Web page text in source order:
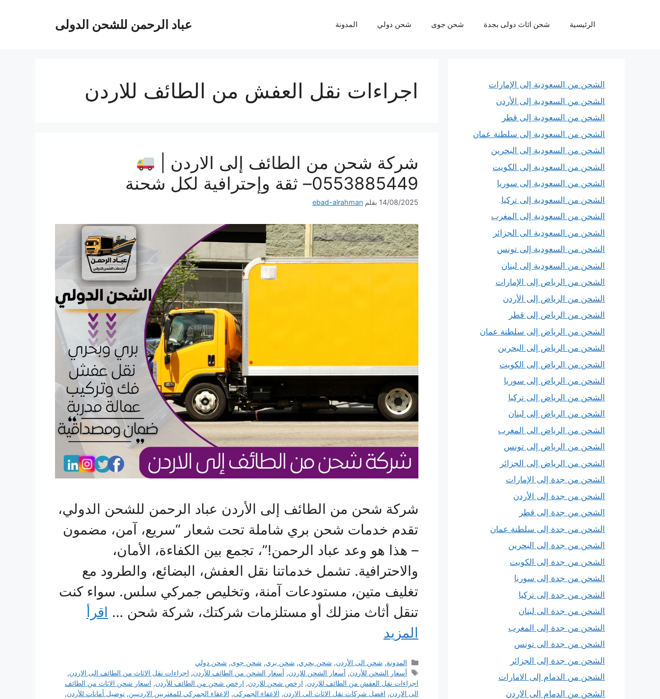
عباد الرحمن للشحن الدولى الرئيسية شحن اثاث دولى بجدة شحن جوى شحن دولي المدونة
اجراءات نقل العفش من الطائف للاردن
شركة شحن من الطائف إلى الاردن |
0553885449– ثقة وإحترافية لكل شحنة
14/08/2025 بقلم ebad-alrahman
شركة شحن من الطائف إلى الأردن عباد الرحمن للشحن الدولي،
تقدم خدمات شحن بري شاملة تحت شعار “سريع، آمن، مضمون
– هذا هو وعد عباد الرحمن!”، تجمع بين الكفاءة، الأمان،
والاحترافية. تشمل خدماتنا نقل العفش، البضائع، والطرود مع
تغليف متين، مستودعات آمنة، وتخليص جمركي سلس. سواء كنت
تنقل أثاث منزلك أو مستلزمات شركتك، شركة شحن … اقرأ
المزيد
التصنيفات
المدونة, شحن الى الأردن, شحن بحري, شحن بري, شحن جوى, شحن دولي
الوسوم
أسعار الشحن للأردن, أسعار الشحن للاردن, أسعار الشحن من الطائف للأردن, اجراءات نقل الاثاث من الطائف الى الاردن,
اجراءات نقل العفش من الطائف للاردن, ارخص شحن للاردن, ارخص شحن من الطائف للأردن, اسعار شحن الاثاث من الطائف
الى الاردن, افضل شركات نقل الاثاث الى الاردن, الاعفاء الجمركى, الاعفاء الجمركي للمغتربين الاردنيين, توصيل أمانات للأردن,
الشحن من السعودية إلى الإمارات
الشحن من السعودية إلى الأردن
الشحن من السعودية إلى قطر
الشحن من السعودية إلى سلطنة عمان
الشحن من السعودية إلى البحرين
الشحن من السعودية إلى الكويت
الشحن من السعودية إلى سوريا
الشحن من السعودية إلى تركيا
الشحن من السعودية إلى المغرب
الشحن من السعودية الى الجزائر
الشحن من السعودية إلى تونس
الشحن من السعودية إلى لبنان
الشحن من الرياض إلى الإمارات
الشحن من الرياض إلى الأردن
الشحن من الرياض إلى قطر
الشحن من الرياض إلى سلطنة عمان
الشحن من الرياض إلى البحرين
الشحن من الرياض إلى الكويت
الشحن من الرياض إلى سوريا
الشحن من الرياض إلى تركيا
الشحن من الرياض إلى لبنان
الشحن من الرياض الى المغرب
الشحن من الرياض إلى تونس
الشحن من الرياض إلى الجزائر
الشحن من جدة إلى الإمارات
الشحن من جدة إلى الأردن
الشحن من جدة إلى قطر
الشحن من جدة إلى سلطنة عمان
الشحن من جدة إلى البحرين
الشحن من جدة إلى الكويت
الشحن من جدة إلى سوريا
الشحن من جدة إلى تركيا
الشحن من جدة الى لبنان
الشحن من جدة إلى المغرب
الشحن من جدة الى تونس
الشحن من جدة إلى الجزائر
الشحن من الدمام إلى الامارات
الشحن من الدمام إلى الاردن